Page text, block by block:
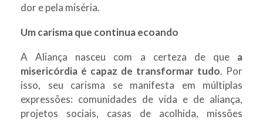
dor e pela miséria.
Um carisma que continua ecoando
A Aliança nasceu com a certeza de que a
misericórdia é capaz de transformar tudo. Por
isso, seu carisma se manifesta em múltiplas
expressões: comunidades de vida e de aliança,
projetos sociais, casas de acolhida, missões